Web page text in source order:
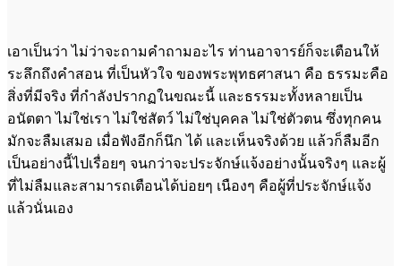
เอาเป็นว่า ไม่ว่าจะถามคำถามอะไร ท่านอาจารย์ก็จะเตือนให้
ระลึกถึงคำสอน ที่เป็นหัวใจ ของพระพุทธศาสนา คือ ธรรมะคือ
สิ่งที่มีจริง ที่กำลังปรากฏในขณะนี้ และธรรมะทั้งหลายเป็น
อนัตตา ไม่ใช่เรา ไม่ใช่สัตว์ ไม่ใช่บุคคล ไม่ใช่ตัวตน ซึ่งทุกคน
มักจะลืมเสมอ เมื่อฟังอีกก็นึก ได้ และเห็นจริงด้วย แล้วก็ลืมอีก
เป็นอย่างนี้ไปเรื่อยๆ จนกว่าจะประจักษ์แจ้งอย่างนั้นจริงๆ และผู้
ที่ไม่ลืมและสามารถเตือนได้บ่อยๆ เนืองๆ คือผู้ที่ประจักษ์แจ้ง
แล้วนั่นเอง